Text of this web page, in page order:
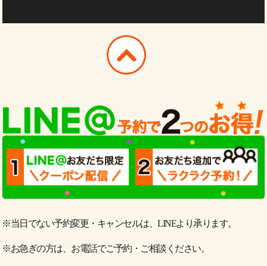
※当日でない予約変更・キャンセルは、LINEより承ります。
※お急ぎの方は、お電話でご予約・ご相談ください。